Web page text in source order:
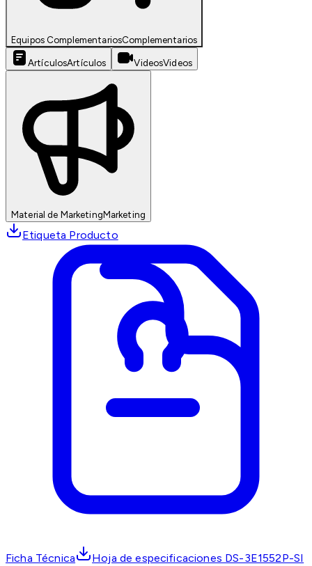
Equipos ComplementariosComplementarios
ArtículosArtículos VideosVideos
Material de MarketingMarketing
Etiqueta Producto
Ficha Técnica Hoja de especificaciones DS-3E1552P-SI